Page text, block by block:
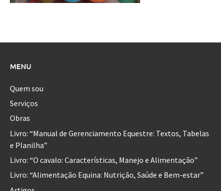
MENU
Quem sou
Serviços
Obras
Livro: “Manual de Gerenciamento Equestre: Textos, Tabelas
e Planilha”
Livro: “O cavalo: Características, Manejo e Alimentação”
Livro: “Alimentação Equina: Nutrição, Saúde e Bem-estar”